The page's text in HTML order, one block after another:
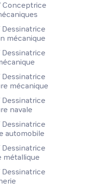
Conceptrice
mécanique
mécanique
navale
automobile
métallique